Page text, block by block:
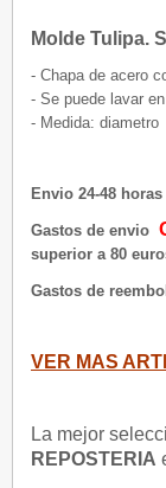
Molde Tulipa.
- Chapa de acero
- Se puede lavar
- Medida:
Envio 24-48 horas
Gastos de envio
superior a 80
Gastos de
VER MAS
La mejor
REPOSTERIA